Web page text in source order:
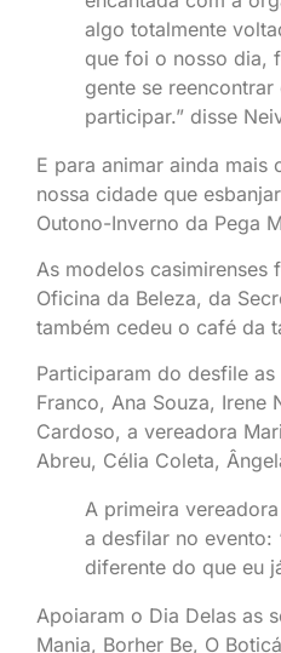
algo totalmente
que foi o nosso dia,
gente se
participar.” disse
E para animar ainda
nossa cidade que
Outono-Inverno da Pega
As modelos
Oficina da Beleza, da
também cedeu o café da
Participaram do desfile
Franco, Ana Souza, Irene
Cardoso, a vereadora
Abreu, Célia Coleta,
A primeira
a desfilar no evento:
diferente do que eu
Apoiaram o Dia Delas as
Mania, Borher Be, O